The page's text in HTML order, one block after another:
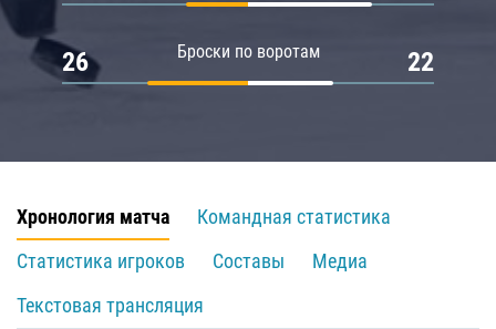
Броски по воротам
26 22
Хронология матча
Командная статистика
Статистика игроков
Составы
Медиа
Текстовая трансляция